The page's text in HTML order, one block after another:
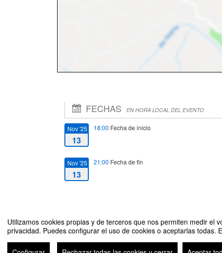
Utilizamos cookies propias y de terceros que nos permiten medir el
privacidad. Puedes configurar el uso de cookies o aceptarlas
FECHAS EN HORA LOCAL DEL EVENTO
Nov '25
13
18:00 Fecha de inicio
Nov '25
13
21:00 Fecha de fin
Encuentro Alumni Master in the Electric Power Industry